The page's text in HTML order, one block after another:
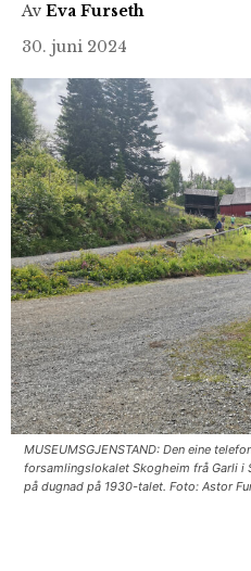
Av Eva Furseth
30. juni 2024
MUSEUMSGJENSTAND: Den eine
forsamlingslokalet Skogheim frå Garli i
på dugnad på 1930-talet. Foto: Astor